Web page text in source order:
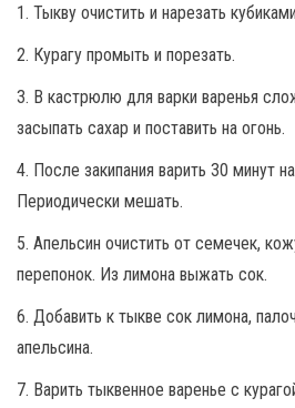
1. Тыкву очистить и нарезать
2. Курагу промыть и порезать.
3. В кастрюлю для варки варенья
засыпать сахар и поставить на огонь.
4. После закипания варить 30 минут
Периодически мешать.
5. Апельсин очистить от семечек,
перепонок. Из лимона выжать сок.
6. Добавить к тыкве сок лимона,
апельсина.
7. Варить тыквенное варенье с